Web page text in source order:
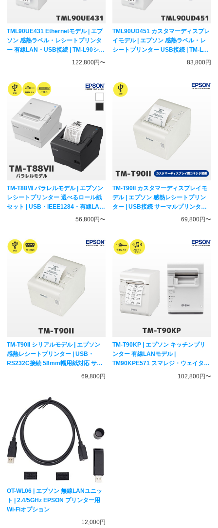
TML90UE431 Ethernetモデル | エプ
ソン 感熱ラベル・レシートプリンタ
ー 有線LAN・USB接続 | TM-L90シリ
ーズ サーマルプリンター EPSON
122,800円〜
TML90UD451 カスタマーディスプレ
イモデル | エプソン 感熱ラベル・レ
シートプリンター USB接続 | TM-L90
シリーズ サーマルプリンター
83,800円
TM-T88Ⅶ パラレルモデル | エプソン
レシートプリンター 選べるロール紙
セット | USB・IEEE1284・有線LAN
接続 EPSON サーマルプリンター
56,800円〜
TM-T90II カスタマーディスプレイモ
デル | エプソン 感熱レシートプリン
ター | USB接続 サーマルプリンター
TM902UD101 TM902UD141
69,800円〜
TM-T90II シリアルモデル | エプソン
感熱レシートプリンター | USB・
RS232C接続 58mm幅用紙対応 サー
マルプリンター TM902US001
69,800円
TM-T90KP | エプソン キッチンプリ
ンター 有線LANモデル |
TM90KPE571 スマレジ・ウェイター
対応 サーマルレシートプリンター
102,800円〜
OT-WL06 | エプソン 無線LANユニッ
ト | 2.4/5GHz EPSON プリンター用
Wi-Fiオプション
12,000円